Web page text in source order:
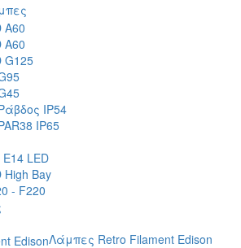
A60
A60
G125
IP54
IP65
LED
High Bay
- F220
Λάμπες Retro Filament Edison